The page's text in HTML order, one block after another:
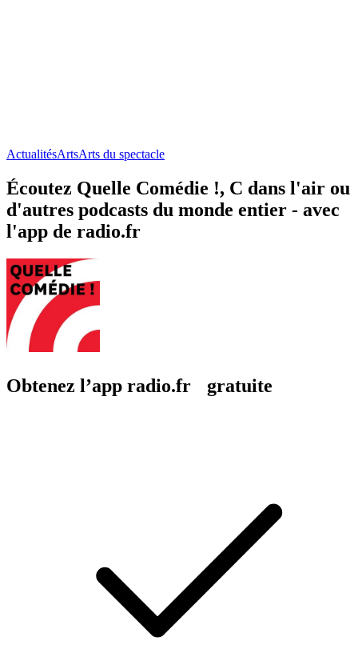
ActualitésArtsArts du spectacle
Écoutez Quelle Comédie !, C dans l'air ou
d'autres podcasts du monde entier - avec
l'app de radio.fr
Obtenez l’app radio.fr gratuite